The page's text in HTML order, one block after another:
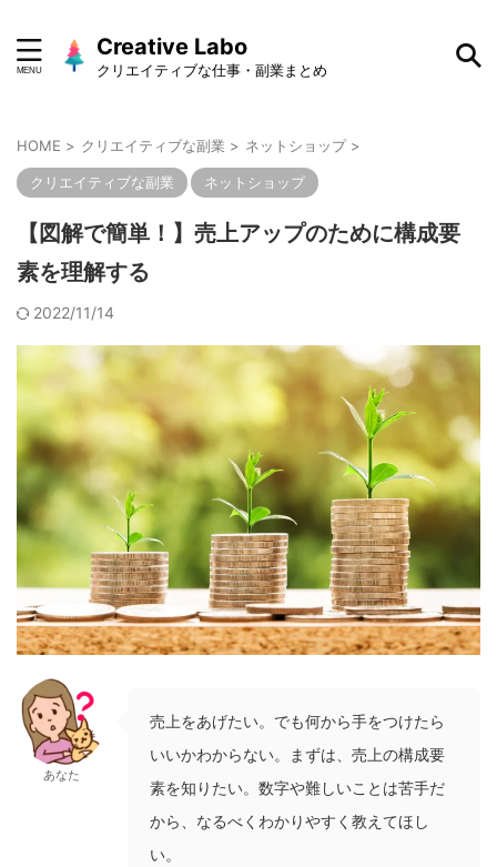
Creative Labo
クリエイティブな仕事・副業まとめ
HOME > クリエイティブな副業 > ネットショップ >
クリエイティブな副業 ネットショップ
【図解で簡単！】売上アップのために構成要
素を理解する
2022/11/14
あなた
売上をあげたい。でも何から手をつけたら
いいかわからない。まずは、売上の構成要
素を知りたい。数字や難しいことは苦手だ
から、なるべくわかりやすく教えてほし
い。